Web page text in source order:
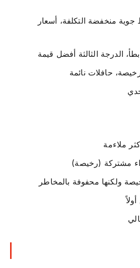
منخفضة التكلفة، أسعار
الدرجة الثالثة أفضل قيمة
حافلات نائمة
مشتركة (رخيصة)
ولكنها محفوفة بالمخاطر